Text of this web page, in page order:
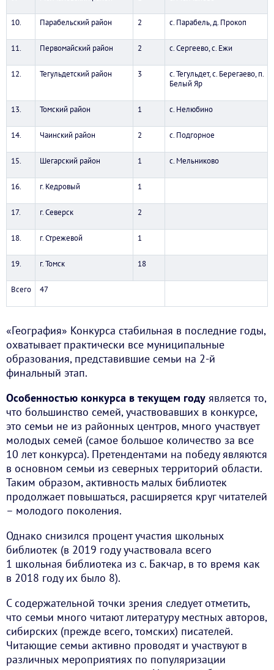
10. Парабельский район 2 с. Парабель, д. Прокоп
11. Первомайский район 2 с. Сергеево, с. Ежи
12. Тегульдетский район 3
с. Тегульдет, с. Берегаево, п.
Белый Яр
13. Томский район 1 с. Нелюбино
14. Чаинский район 2 с. Подгорное
15. Шегарский район 1 с. Мельниково
16. г. Кедровый 1
17. г. Северск 2
18. г. Стрежевой 1
19. г. Томск 18
Всего 47
«География» Конкурса стабильная в последние годы,
охватывает практически все муниципальные
образования, представившие семьи на 2-й
финальный этап.
Особенностью конкурса в текущем году является то,
что большинство семей, участвовавших в конкурсе,
это семьи не из районных центров, много участвует
молодых семей (самое большое количество за все
10 лет конкурса). Претендентами на победу являются
в основном семьи из северных территорий области.
Таким образом, активность малых библиотек
продолжает повышаться, расширяется круг читателей
– молодого поколения.
Однако снизился процент участия школьных
библиотек (в 2019 году участвовала всего
1 школьная библиотека из с. Бакчар, в то время как
в 2018 году их было 8).
С содержательной точки зрения следует отметить,
что семьи много читают литературу местных авторов,
сибирских (прежде всего, томских) писателей.
Читающие семьи активно проводят и участвуют в
различных мероприятиях по популяризации